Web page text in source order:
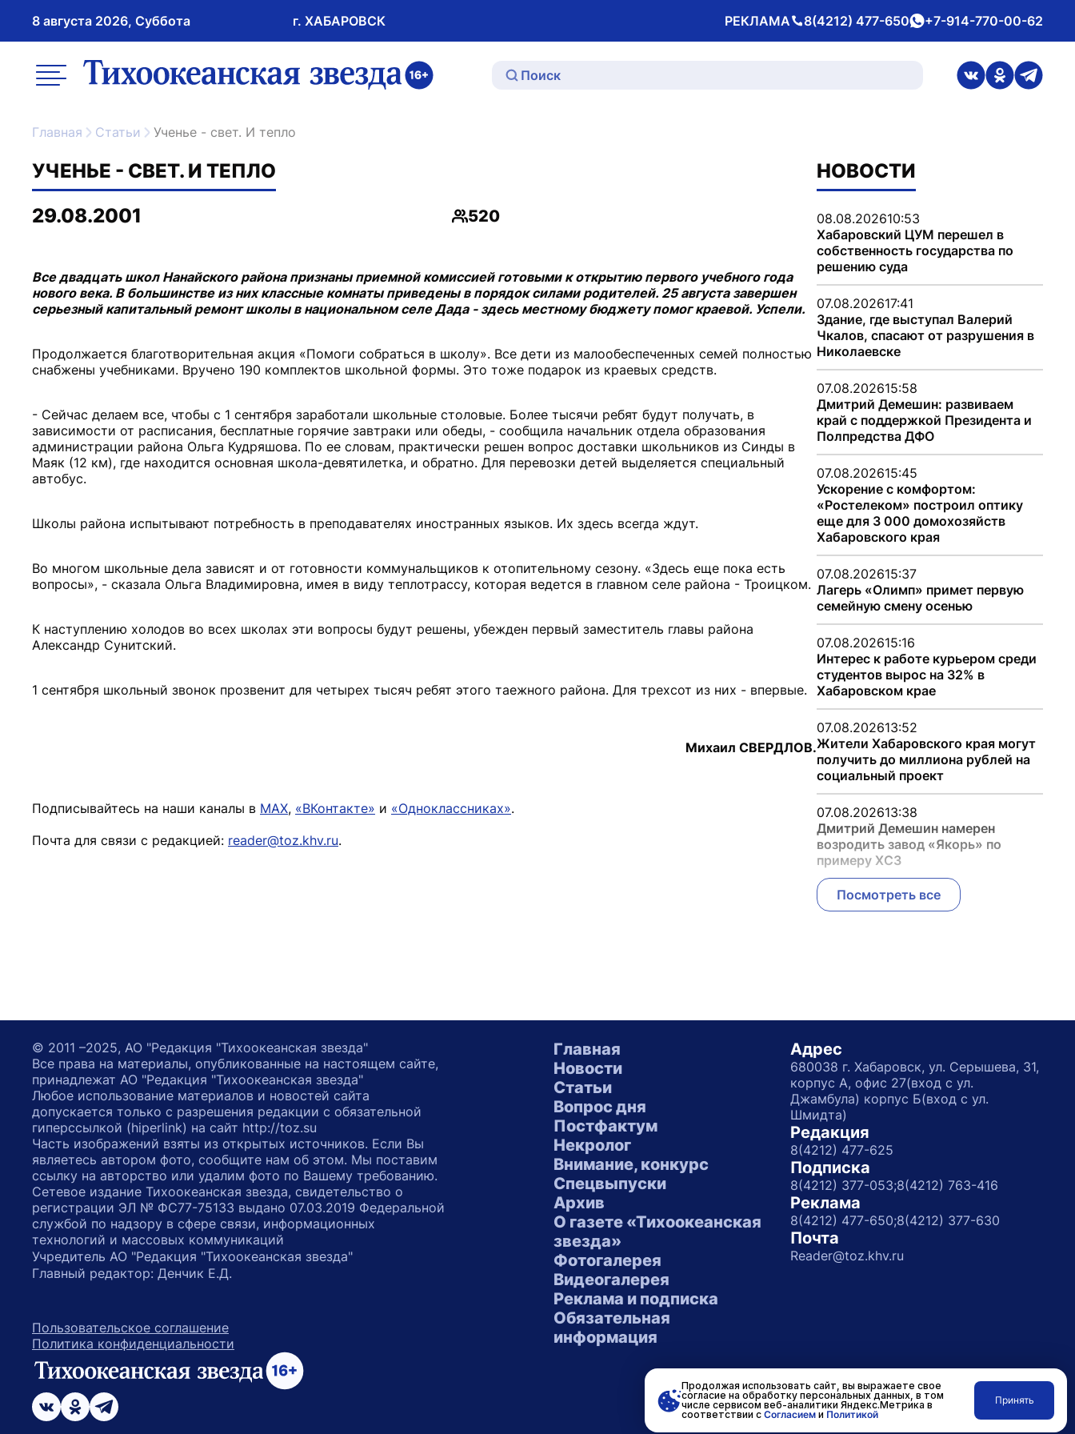
8 августа 2026, Суббота г. ХАБАРОВСК РЕКЛАМА
Телефон 8(4212) 477-650whatsApp
+7-914-770-00-62
меню ссылка на главную
ссылка на
ссылка на
Главная Статьи Ученье - свет. И тепло
УЧЕНЬЕ - СВЕТ. И ТЕПЛО
29.08.2001
Просмотры
520
Все двадцать школ Нанайского района признаны приемной комиссией готовыми к открытию первого учебного года
нового века. В большинстве из них классные комнаты приведены в порядок силами родителей. 25 августа завершен
серьезный капитальный ремонт школы в национальном селе Дада - здесь местному бюджету помог краевой. Успели.
Продолжается благотворительная акция «Помоги собраться в школу». Все дети из малообеспеченных семей полностью
снабжены учебниками. Вручено 190 комплектов школьной формы. Это тоже подарок из краевых средств.
- Сейчас делаем все, чтобы с 1 сентября заработали школьные столовые. Более тысячи ребят будут получать, в
зависимости от расписания, бесплатные горячие завтраки или обеды, - сообщила начальник отдела образования
администрации района Ольга Кудряшова. По ее словам, практически решен вопрос доставки школьников из Синды в
Маяк (12 км), где находится основная школа-девятилетка, и обратно. Для перевозки детей выделяется специальный
автобус.
Школы района испытывают потребность в преподавателях иностранных языков. Их здесь всегда ждут.
Во многом школьные дела зависят и от готовности коммунальщиков к отопительному сезону. «Здесь еще пока есть
вопросы», - сказала Ольга Владимировна, имея в виду теплотрассу, которая ведется в главном селе района - Троицком.
К наступлению холодов во всех школах эти вопросы будут решены, убежден первый заместитель главы района
Александр Сунитский.
1 сентября школьный звонок прозвенит для четырех тысяч ребят этого таежного района. Для трехсот из них - впервые.
Михаил СВЕРДЛОВ.
Подписывайтесь на наши каналы в MAX, «ВКонтакте» и «Одноклассниках».
Почта для связи с редакцией: reader@toz.khv.ru.
НОВОСТИ
08.08.202610:53
Хабаровский ЦУМ перешел в
собственность государства по
решению суда
07.08.202617:41
Здание, где выступал Валерий
Чкалов, спасают от разрушения в
Николаевске
07.08.202615:58
Дмитрий Демешин: развиваем
край с поддержкой Президента и
Полпредства ДФО
07.08.202615:45
Ускорение с комфортом:
«Ростелеком» построил оптику
еще для 3 000 домохозяйств
Хабаровского края
07.08.202615:37
Лагерь «Олимп» примет первую
семейную смену осенью
07.08.202615:16
Интерес к работе курьером среди
студентов вырос на 32% в
Хабаровском крае
07.08.202613:52
Жители Хабаровского края могут
получить до миллиона рублей на
социальный проект
07.08.202613:38
Дмитрий Демешин намерен
возродить завод «Якорь» по
примеру ХСЗ
Посмотреть все
Главная
Новости
Статьи
Вопрос дня
Постфактум
Некролог
Внимание, конкурс
Спецвыпуски
Архив
О газете «Тихоокеанская
звезда»
Фотогалерея
Видеогалерея
Реклама и подписка
Обязательная
информация
Адрес
680038 г. Хабаровск, ул. Серышева, 31,
корпус А, офис 27(вход с ул.
Джамбула) корпус Б(вход с ул.
Шмидта)
Редакция
8(4212) 477-625
Подписка
8(4212) 377-053;8(4212) 763-416
Реклама
8(4212) 477-650;8(4212) 377-630
Почта
Reader@toz.khv.ru
© 2011 –2025, АО "Редакция "Тихоокеанская звезда"
Все права на материалы, опубликованные на настоящем сайте,
принадлежат АО "Редакция "Тихоокеанская звезда"
Любое использование материалов и новостей сайта
допускается только с разрешения редакции с обязательной
гиперссылкой (hiperlink) на сайт http://toz.su
Часть изображений взяты из открытых источников. Если Вы
являетесь автором фото, сообщите нам об этом. Мы поставим
ссылку на авторство или удалим фото по Вашему требованию.
Сетевое издание Тихоокеанская звезда, свидетельство о
регистрации ЭЛ № ФС77-75133 выдано 07.03.2019 Федеральной
службой по надзору в сфере связи, информационных
технологий и массовых коммуникаций
Учредитель АО "Редакция "Тихоокеанская звезда"
Главный редактор: Денчик Е.Д.
Пользовательское соглашение
Политика конфиденциальности
ссылка на главную
возрастное ограничение 16+
ссылка на страницу в Вконтакте
ссылка на страницу в Одноклассниках
ссылка на канал в Телеграмм Разработано вRASA
Продолжая использовать сайт, вы выражаете свое
согласие на обработку персональных данных, в том
числе сервисом веб-аналитики Яндекс.Метрика в
соответствии с Согласиеми Политикой
Принять